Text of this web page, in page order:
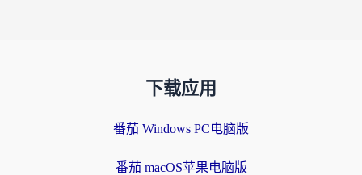
下载应用
番茄 Windows PC电脑版
番茄 macOS苹果电脑版